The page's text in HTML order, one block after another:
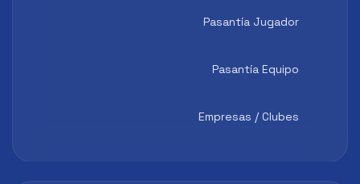
Pasantía Jugador
Pasantía Equipo
Empresas / Clubes